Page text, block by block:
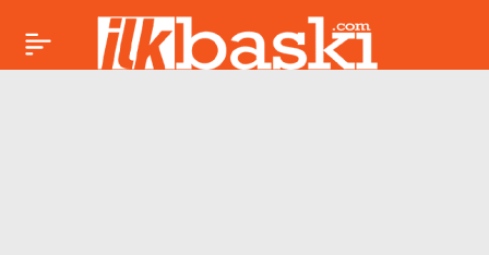
‘Bizden rüşvet